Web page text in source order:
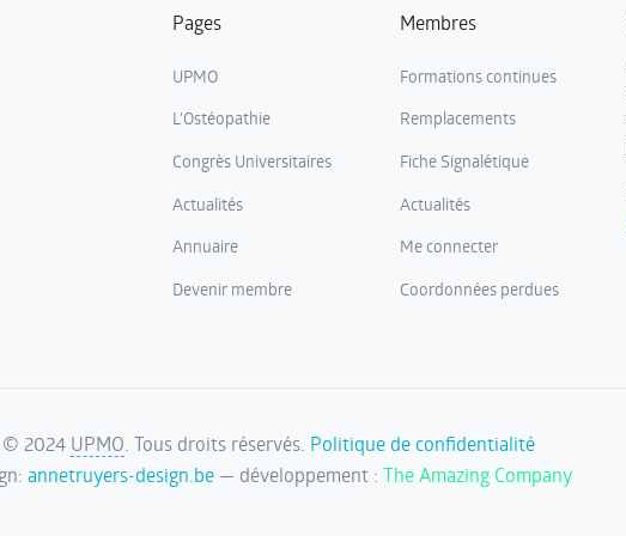
Pages
UPMO
L'Ostéopathie
Congrès Universitaires
Actualités
Annuaire
Devenir membre
Membres
Formations continues
Remplacements
Fiche Signalétique
Actualités
Me connecter
Coordonnées perdues
© 2024 UPMO . Tous droits réservés. Politique de confidentialité
annetruyers-design.be — développement : The Amazing Company